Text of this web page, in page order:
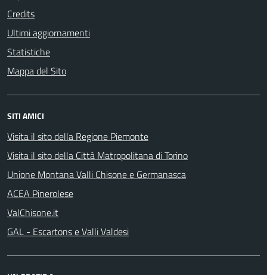
Credits
Ultimi aggiornamenti
Statistiche
Mappa del Sito
SITI AMICI
Visita il sito della Regione Piemonte
Visita il sito della Città Matropolitana di Torino
Unione Montana Valli Chisone e Germanasca
ACEA Pinerolese
ValChisone.it
GAL - Escartons e Valli Valdesi